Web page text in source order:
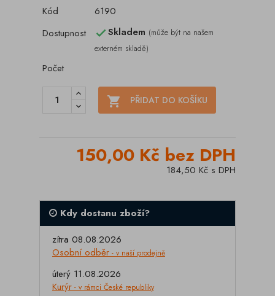
Kód
6190
Dostupnost
Skladem (může být na našem
externém skladě)
Počet
 PŘIDAT DO KOŠÍKU
150,00 Kč bez DPH
184,50 Kč s DPH
Kdy dostanu zboží?
zítra 08.08.2026
Osobní odběr - v naší prodejně
úterý 11.08.2026
Kurýr - v rámci České republiky